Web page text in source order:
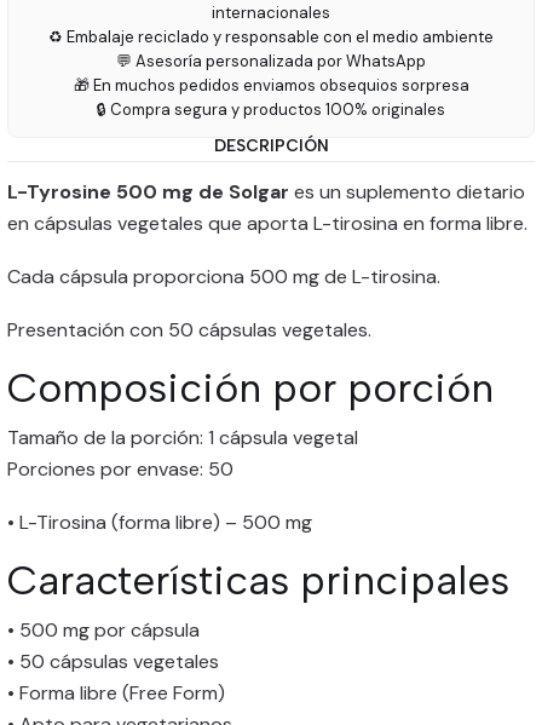
internacionales
♻️ Embalaje reciclado y responsable con el medio ambiente
💬 Asesoría personalizada por WhatsApp
🎁 En muchos pedidos enviamos obsequios sorpresa
🔒 Compra segura y productos 100% originales
DESCRIPCIÓN
L-Tyrosine 500 mg de Solgar es un suplemento dietario
en cápsulas vegetales que aporta L-tirosina en forma libre.
Cada cápsula proporciona 500 mg de L-tirosina.
Presentación con 50 cápsulas vegetales.
Composición por porción
Tamaño de la porción: 1 cápsula vegetal
Porciones por envase: 50
• L-Tirosina (forma libre) – 500 mg
Características principales
• 500 mg por cápsula
• 50 cápsulas vegetales
• Forma libre (Free Form)